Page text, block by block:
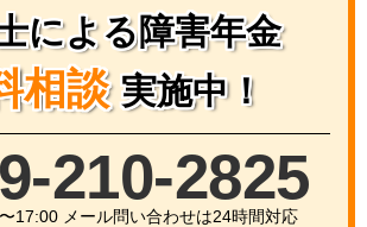
による障害年金
相談 実施中！
210-2825
17:00 メール問い合わせは24時間対応